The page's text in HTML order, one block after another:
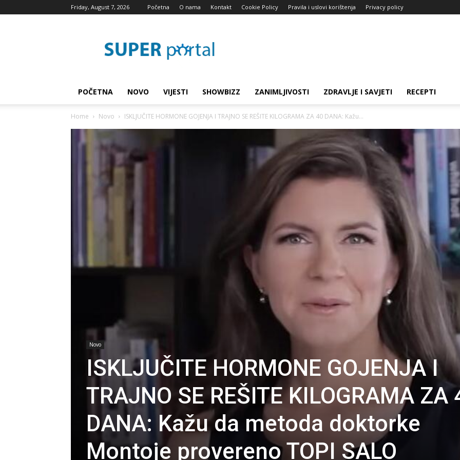
Friday, August 7, 2026 Početna O nama Kontakt Cookie Policy Pravila i uslovi korištenja Privacy policy
blog
POČETNA NOVO VIJESTI SHOWBIZZ ZANIMLJIVOSTI ZDRAVLJE I SAVJETI RECEPTI
Home Novo ISKLJUČITE HORMONE GOJENJA I TRAJNO SE REŠITE KILOGRAMA ZA 40 DANA: Kažu...
Novo
ISKLJUČITE HORMONE GOJENJA I
TRAJNO SE REŠITE KILOGRAMA ZA
DANA: Kažu da metoda doktorke
Montoje provereno TOPI SALO